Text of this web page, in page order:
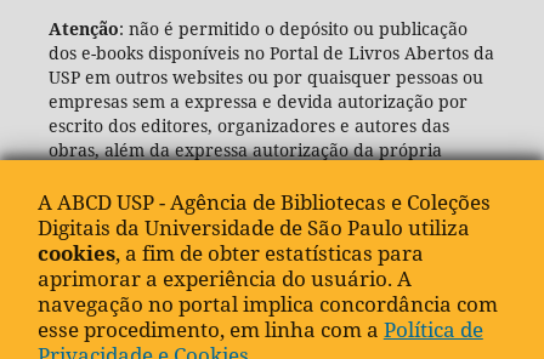
Atenção: não é permitido o depósito ou publicação
dos e-books disponíveis no Portal de Livros Abertos da
USP em outros websites ou por quaisquer pessoas ou
empresas sem a expressa e devida autorização por
escrito dos editores, organizadores e autores das
obras, além da expressa autorização da própria
(ABCD-USP).
A ABCD USP - Agência de Bibliotecas e Coleções
Digitais da Universidade de São Paulo utiliza
cookies, a fim de obter estatísticas para
aprimorar a experiência do usuário. A
navegação no portal implica concordância com
esse procedimento, em linha com a Política de